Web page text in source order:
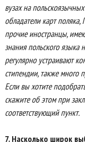
вузах на
обладатели карт
прочие иностранцы,
знания польского языка
регулярно устраивают
стипендии, также много
Если вы хотите
скажите об этом при
соответствующий пункт.
7.Насколько широк